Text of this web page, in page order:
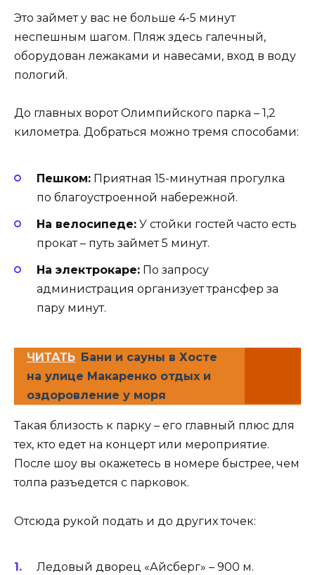
Это займет у вас не больше 4-5 минут
неспешным шагом. Пляж здесь галечный,
оборудован лежаками и навесами, вход в воду
пологий.
До главных ворот Олимпийского парка – 1,2
километра. Добраться можно тремя способами:
Пешком: Приятная 15-минутная прогулка
по благоустроенной набережной.
На велосипеде: У стойки гостей часто есть
прокат – путь займет 5 минут.
На электрокаре: По запросу
администрация организует трансфер за
пару минут.
ЧИТАТЬ Бани и сауны в Хосте
на улице Макаренко отдых и
оздоровление у моря
Такая близость к парку – его главный плюс для
тех, кто едет на концерт или мероприятие.
После шоу вы окажетесь в номере быстрее, чем
толпа разъедется с парковок.
Отсюда рукой подать и до других точек:
Ледовый дворец «Айсберг» – 900 м.